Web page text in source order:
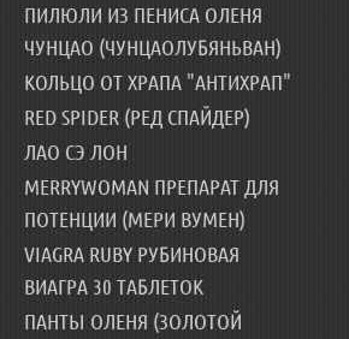
ПИЛЮЛИ ИЗ ПЕНИСА ОЛЕНЯ
ЧУНЦАО (ЧУНЦАОЛУБЯНЬВАН)
КОЛЬЦО ОТ ХРАПА "АНТИХРАП"
RED SPIDER (РЕД СПАЙДЕР)
ЛАО СЭ ЛОН
MERRYWOMAN ПРЕПАРАТ ДЛЯ
ПОТЕНЦИИ (МЕРИ ВУМЕН)
VIAGRA RUBY РУБИНОВАЯ
ВИАГРА 30 ТАБЛЕТОК
ПАНТЫ ОЛЕНЯ (ЗОЛОТОЙ